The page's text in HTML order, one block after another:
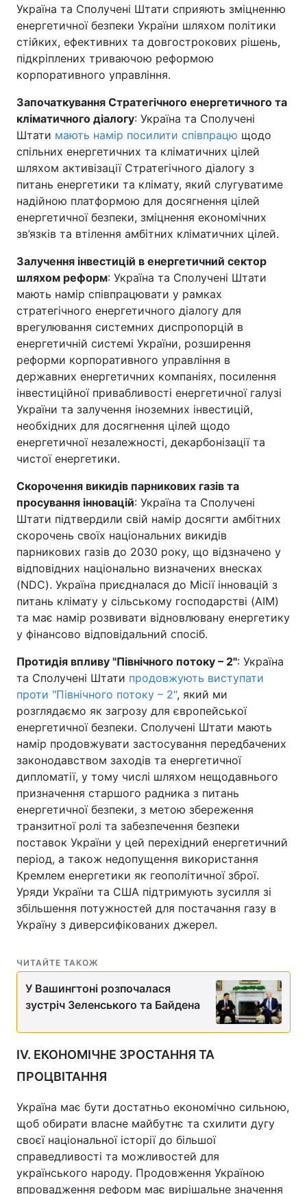
Україна та Сполучені Штати сприяють зміцненню
енергетичної безпеки України шляхом політики
стійких, ефективних та довгострокових рішень,
підкріплених триваючою реформою
корпоративного управління.
Започаткування Стратегічного енергетичного та
кліматичного діалогу: Україна та Сполучені
Штати мають намір посилити співпрацю щодо
спільних енергетичних та кліматичних цілей
шляхом активізації Стратегічного діалогу з
питань енергетики та клімату, який слугуватиме
надійною платформою для досягнення цілей
енергетичної безпеки, зміцнення економічних
зв’язків та втілення амбітних кліматичних цілей.
Залучення інвестицій в енергетичний сектор
шляхом реформ: Україна та Сполучені Штати
мають намір співпрацювати у рамках
стратегічного енергетичного діалогу для
врегулювання системних диспропорцій в
енергетичній системі України, розширення
реформи корпоративного управління в
державних енергетичних компаніях, посилення
інвестиційної привабливості енергетичної галузі
України та залучення іноземних інвестицій,
необхідних для досягнення цілей щодо
енергетичної незалежності, декарбонізації та
чистої енергетики.
Скорочення викидів парникових газів та
просування інновацій: Україна та Сполучені
Штати підтвердили свій намір досягти амбітних
скорочень своїх національних викидів
парникових газів до 2030 року, що відзначено у
відповідних національно визначених внесках
(NDC). Україна приєдналася до Місії інновацій з
питань клімату у сільському господарстві (AIM)
та має намір розвивати відновлювану енергетику
у фінансово відповідальний спосіб.
Протидія впливу "Північного потоку – 2": Україна
та Сполучені Штати продовжують виступати
проти "Північного потоку – 2", який ми
розглядаємо як загрозу для європейської
енергетичної безпеки. Сполучені Штати мають
намір продовжувати застосування передбачених
законодавством заходів та енергетичної
дипломатії, у тому числі шляхом нещодавнього
призначення старшого радника з питань
енергетичної безпеки, з метою збереження
транзитної ролі та забезпечення безпеки
поставок України у цей перехідний енергетичний
період, а також недопущення використання
Кремлем енергетики як геополітичної зброї.
Уряди України та США підтримують зусилля зі
збільшення потужностей для постачання газу в
Україну з диверсифікованих джерел.
ЧИТАЙТЕ ТАКОЖ
У Вашингтоні розпочалася
зустріч Зеленського та Байдена
IV. ЕКОНОМІЧНЕ ЗРОСТАННЯ ТА
ПРОЦВІТАННЯ
Україна має бути достатньо економічно сильною,
щоб обирати власне майбутнє та схилити дугу
своєї національної історії до більшої
справедливості та можливостей для
українського народу. Продовження Україною
впровадження реформ має вирішальне значення